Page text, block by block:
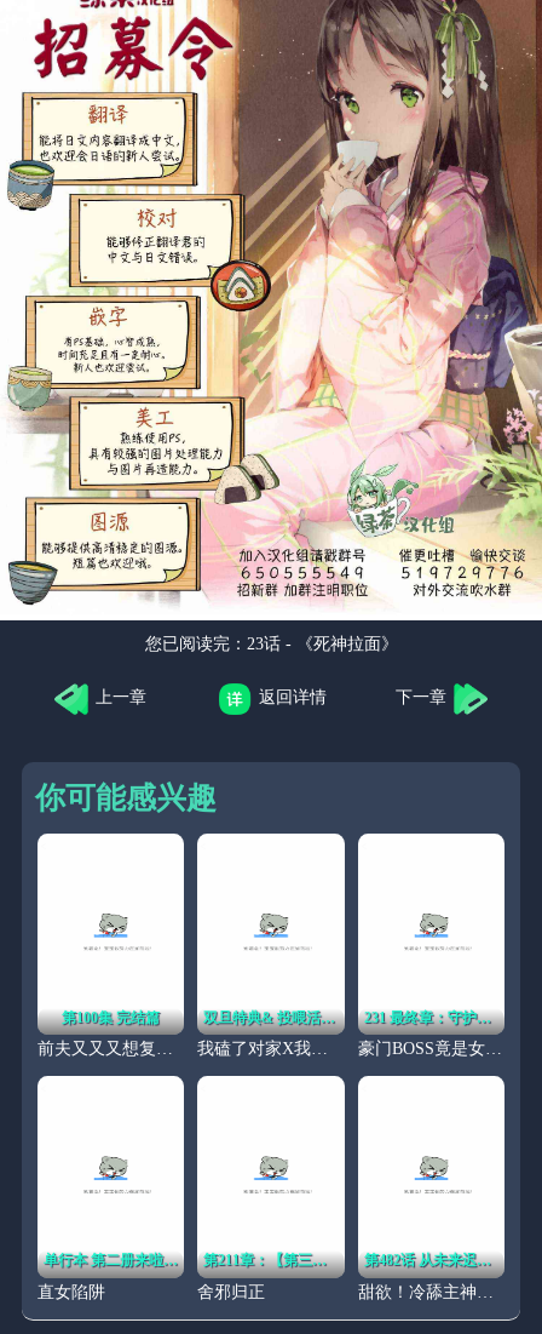
您已阅读完： 23话 - 《死神拉面》
上一章 返回详情 下一章
你可能感兴趣
第100集 完结篇
前夫又又又想复婚了
双旦特典& 投喂活动来啦！
我磕了对家X我的CP
231 最终章：守护俗世界
豪门BOSS竟是女高中生！
单行本 第二册来啦！！
直女陷阱
第211章：【第三季】别再来了
舍邪归正
第482话 从未来迟的救赎